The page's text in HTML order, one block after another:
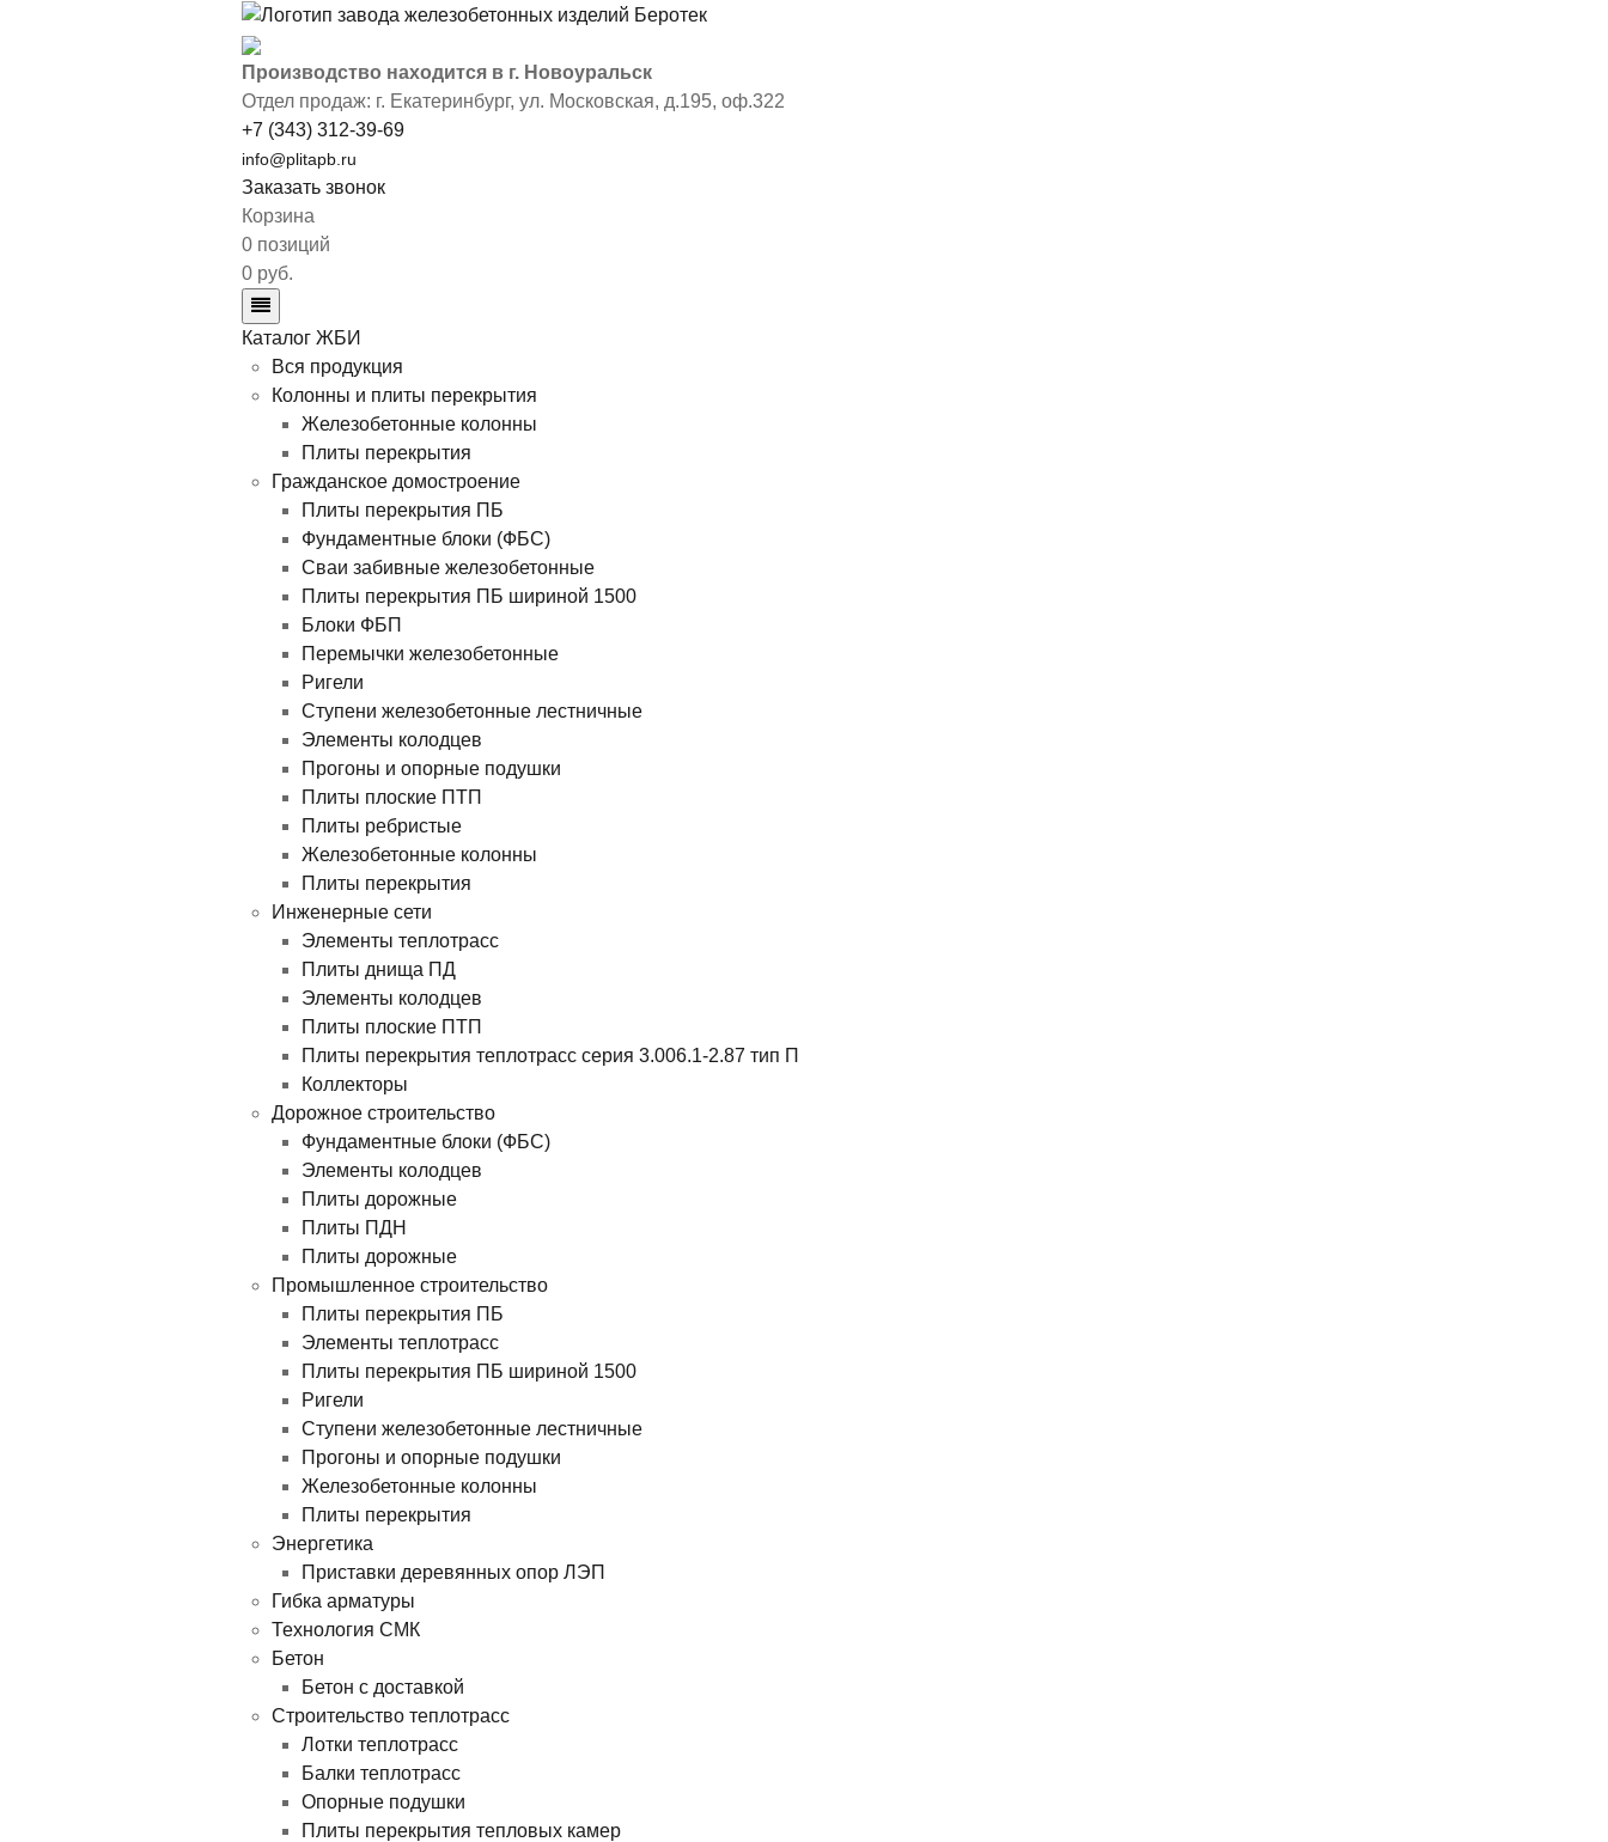
Производство находится в г. Новоуральск
Отдел продаж: г. Екатеринбург, ул. Московская, д.195, оф.322
+7 (343) 312-39-69
info@plitapb.ru
Заказать звонок
Корзина
0 позиций
0 руб.
Каталог ЖБИ
Вся продукция
Колонны и плиты перекрытия
Железобетонные колонны
Плиты перекрытия
Гражданское домостроение
Плиты перекрытия ПБ
Фундаментные блоки (ФБС)
Сваи забивные железобетонные
Плиты перекрытия ПБ шириной 1500
Блоки ФБП
Перемычки железобетонные
Ригели
Ступени железобетонные лестничные
Элементы колодцев
Прогоны и опорные подушки
Плиты плоские ПТП
Плиты ребристые
Железобетонные колонны
Плиты перекрытия
Инженерные сети
Элементы теплотрасс
Плиты днища ПД
Элементы колодцев
Плиты плоские ПТП
Плиты перекрытия теплотрасс серия 3.006.1-2.87 тип П
Коллекторы
Дорожное строительство
Фундаментные блоки (ФБС)
Элементы колодцев
Плиты дорожные
Плиты ПДН
Плиты дорожные
Промышленное строительство
Плиты перекрытия ПБ
Элементы теплотрасс
Плиты перекрытия ПБ шириной 1500
Ригели
Ступени железобетонные лестничные
Прогоны и опорные подушки
Железобетонные колонны
Плиты перекрытия
Энергетика
Приставки деревянных опор ЛЭП
Гибка арматуры
Технология СМК
Бетон
Бетон с доставкой
Строительство теплотрасс
Лотки теплотрасс
Балки теплотрасс
Опорные подушки
Плиты перекрытия тепловых камер